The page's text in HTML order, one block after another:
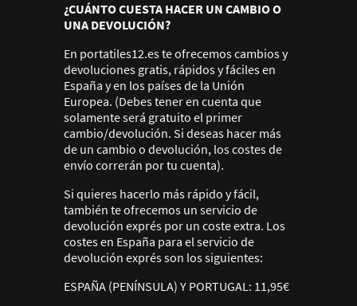
¿CUÁNTO CUESTA HACER UN CAMBIO O
UNA DEVOLUCIÓN?
En portatiles12.es te ofrecemos cambios y
devoluciones gratis, rápidos y fáciles en
España y en los países de la Unión
Europea. (Debes tener en cuenta que
solamente será gratuito el primer
cambio/devolución. Si deseas hacer más
de un cambio o devolución, los costes de
envío correrán por tu cuenta).
Si quieres hacerlo más rápido y fácil,
también te ofrecemos un servicio de
devolución exprés por un coste extra. Los
costes en España para el servicio de
devolución exprés son los siguientes:
ESPAÑA (PENÍNSULA) Y PORTUGAL: 11,95€